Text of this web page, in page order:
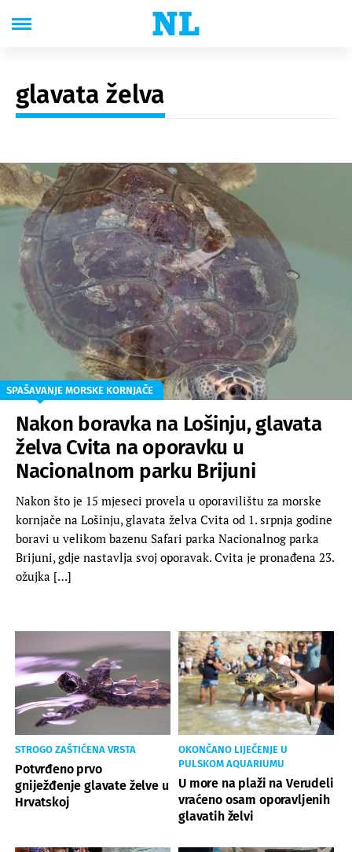
glavata želva
SPAŠAVANJE MORSKE KORNJAČE
Nakon boravka na Lošinju, glavata
želva Cvita na oporavku u
Nacionalnom parku Brijuni
Nakon što je 15 mjeseci provela u oporavilištu za morske
kornjače na Lošinju, glavata želva Cvita od 1. srpnja godine
boravi u velikom bazenu Safari parka Nacionalnog parka
Brijuni, gdje nastavlja svoj oporavak. Cvita je pronađena 23.
ožujka […]
STROGO ZAŠTIĆENA VRSTA
Potvrđeno prvo
gniježđenje glavate želve u
Hrvatskoj
OKONČANO LIJEČENJE U
PULSKOM AQUARIUMU
U more na plaži na Verudeli
vraćeno osam oporavljenih
glavatih želvi